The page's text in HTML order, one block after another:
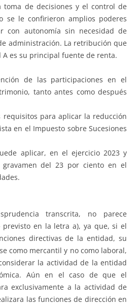
de decisiones y el control de
se le confirieron amplios poderes
con autonomía sin necesidad de
administración. La retribución que
A es su principal fuente de renta.
de las participaciones en el
tanto antes como después
requisitos para aplicar la reducción
en el Impuesto sobre Sucesiones
aplicar, en el ejercicio 2023 y
del 23 por ciento en el
transcrita, no parece
en la letra a), ya que, si el
directivas de la entidad, su
como mercantil y no como laboral,
la actividad de la entidad
Aún en el caso de que el
exclusivamente a la actividad de
las funciones de dirección en